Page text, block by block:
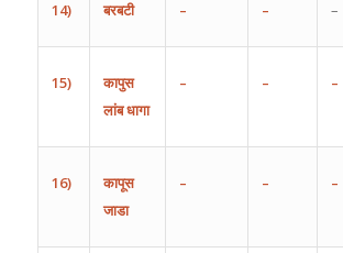
14) बरबटी – – –
15)
कापुस
लांबधागा
– – –
16)
कापूस
जाडा
– – –